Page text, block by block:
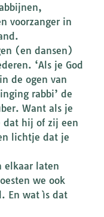
voorzanger in
(en dansen)
‘Als je God
de ogen van
rabbi’ de
Want als je
dat hij of zij een
lichtje dat je
elkaar laten
we ook
En wat ìs dat